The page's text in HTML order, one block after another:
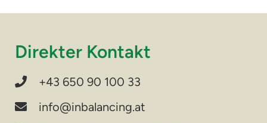
Direkter Kontakt
+43 650 90 100 33
info@inbalancing.at